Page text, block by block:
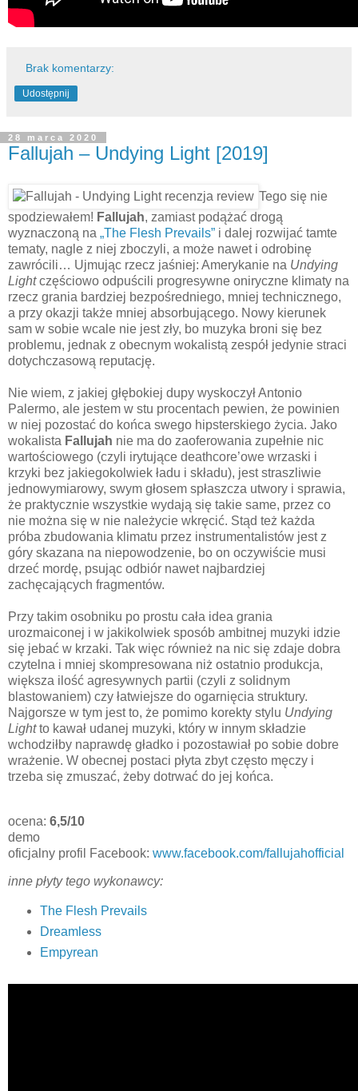
Brak komentarzy:
Udostępnij
28 marca 2020
Fallujah – Undying Light [2019]
Tego się nie
spodziewałem! Fallujah, zamiast podążać drogą
wyznaczoną na „The Flesh Prevails” i dalej rozwijać tamte
tematy, nagle z niej zboczyli, a może nawet i odrobinę
zawrócili… Ujmując rzecz jaśniej: Amerykanie na Undying
Lightczęściowo odpuścili progresywne oniryczne klimaty na
rzecz grania bardziej bezpośredniego, mniej technicznego,
a przy okazji także mniej absorbującego. Nowy kierunek
sam w sobie wcale nie jest zły, bo muzyka broni się bez
problemu, jednak z obecnym wokalistą zespół jedynie straci
dotychczasową reputację.
Nie wiem, z jakiej głębokiej dupy wyskoczył Antonio
Palermo, ale jestem w stu procentach pewien, że powinien
w niej pozostać do końca swego hipsterskiego życia. Jako
wokalista Fallujah nie ma do zaoferowania zupełnie nic
wartościowego (czyli irytujące deathcore’owe wrzaski i
krzyki bez jakiegokolwiek ładu i składu), jest straszliwie
jednowymiarowy, swym głosem spłaszcza utwory i sprawia,
że praktycznie wszystkie wydają się takie same, przez co
nie można się w nie należycie wkręcić. Stąd też każda
próba zbudowania klimatu przez instrumentalistów jest z
góry skazana na niepowodzenie, bo on oczywiście musi
drzeć mordę, psując odbiór nawet najbardziej
zachęcających fragmentów.
Przy takim osobniku po prostu cała idea grania
urozmaiconej i w jakikolwiek sposób ambitnej muzyki idzie
się jebać w krzaki. Tak więc również na nic się zdaje dobra
czytelna i mniej skompresowana niż ostatnio produkcja,
większa ilość agresywnych partii (czyli z solidnym
blastowaniem) czy łatwiejsze do ogarnięcia struktury.
Najgorsze w tym jest to, że pomimo korekty stylu Undying
Lightto kawał udanej muzyki, który w innym składzie
wchodziłby naprawdę gładko i pozostawiał po sobie dobre
wrażenie. W obecnej postaci płyta zbyt często męczy i
trzeba się zmuszać, żeby dotrwać do jej końca.
ocena: 6,5/10
demo
oficjalny profil Facebook: www.facebook.com/fallujahofficial
inne płyty tego wykonawcy:
The Flesh Prevails
Dreamless
Empyrean